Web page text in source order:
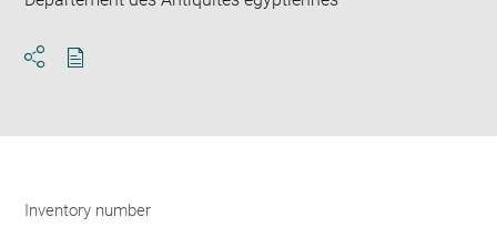
Inventory number